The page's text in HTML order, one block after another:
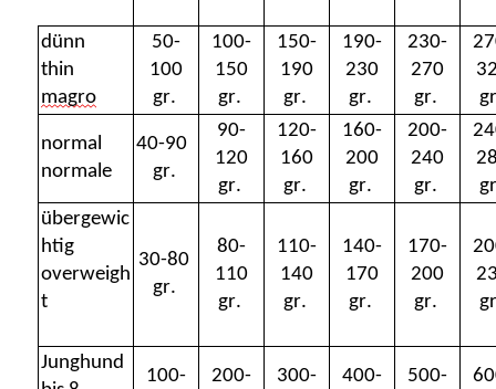
dünn
thin
magro
50-
100
gr.
100-
150
gr.
150-
190
gr.
190-
230
gr.
230-
270
gr.
normal
normale
40-90
gr.
90-
120
gr.
120-
160
gr.
160-
200
gr.
200-
240
gr.
übergewic
htig
overweigh
t
30-80
gr.
80-
110
gr.
110-
140
gr.
140-
170
gr.
170-
200
gr.
Junghund
100-
200-
300-
400-
500-